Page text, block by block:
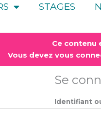
STAGES
Ce contenu
Vous devez vous
Se
Identifiant